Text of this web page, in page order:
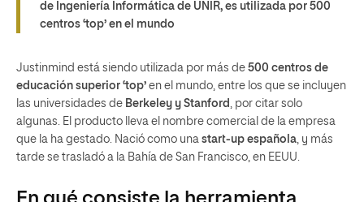
de Ingeniería Informática de UNIR, es utilizada por 500
centros ‘top’ en el mundo
Justinmind está siendo utilizada por más de 500 centros de
educación superior ‘top’ en el mundo, entre los que se incluyen
las universidades de Berkeley y Stanford, por citar solo
algunas. El producto lleva el nombre comercial de la empresa
que la ha gestado. Nació como una start-up española, y más
tarde se trasladó a la Bahía de San Francisco, en EEUU.